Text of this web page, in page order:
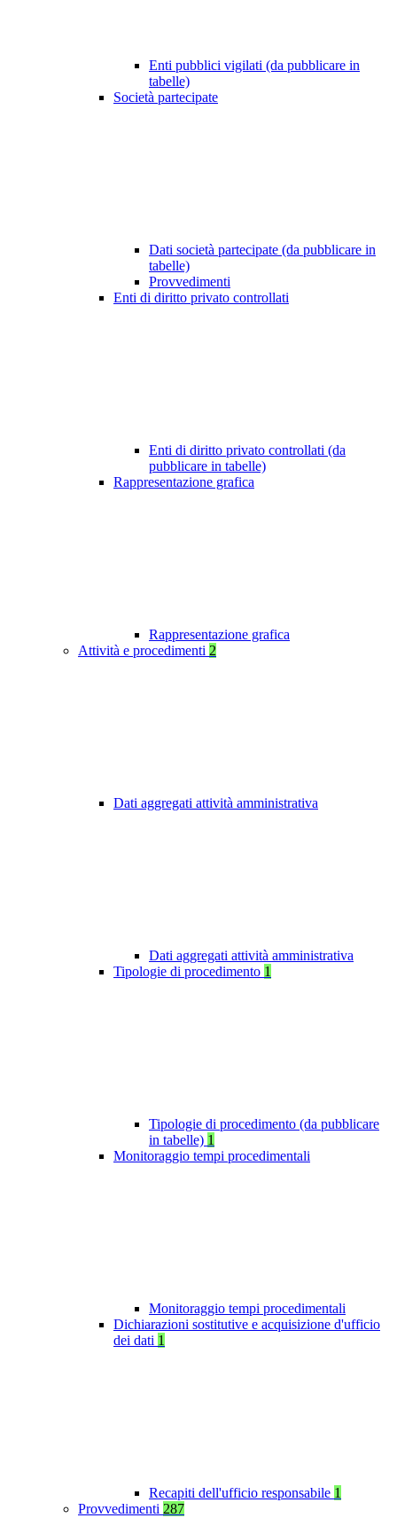
Enti pubblici vigilati (da pubblicare in
tabelle)
Società partecipate
Dati società partecipate (da pubblicare in
tabelle)
Provvedimenti
Enti di diritto privato controllati
Enti di diritto privato controllati (da
pubblicare in tabelle)
Rappresentazione grafica
Rappresentazione grafica
Attività e procedimenti 2
Dati aggregati attività amministrativa
Dati aggregati attività amministrativa
Tipologie di procedimento 1
Tipologie di procedimento (da pubblicare
in tabelle) 1
Monitoraggio tempi procedimentali
Monitoraggio tempi procedimentali
Dichiarazioni sostitutive e acquisizione d'ufficio
dei dati 1
Recapiti dell'ufficio responsabile 1
Provvedimenti 287